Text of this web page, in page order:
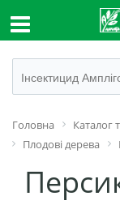
Головна Каталог
Плодові дерева